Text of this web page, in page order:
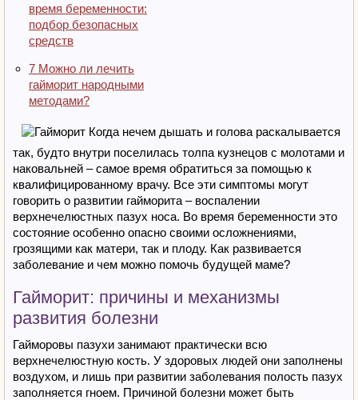
время беременности:
подбор безопасных
средств
7 Можно ли лечить
гайморит народными
методами?
Когда нечем дышать и голова раскалывается
так, будто внутри поселилась толпа кузнецов с молотами и
наковальней – самое время обратиться за помощью к
квалифицированному врачу. Все эти симптомы могут
говорить о развитии гайморита – воспалении
верхнечелюстных пазух носа. Во время беременности это
состояние особенно опасно своими осложнениями,
грозящими как матери, так и плоду. Как развивается
заболевание и чем можно помочь будущей маме?
Гайморит: причины и механизмы
развития болезни
Гайморовы пазухи занимают практически всю
верхнечелюстную кость. У здоровых людей они заполнены
воздухом, и лишь при развитии заболевания полость пазух
заполняется гноем. Причиной болезни может быть